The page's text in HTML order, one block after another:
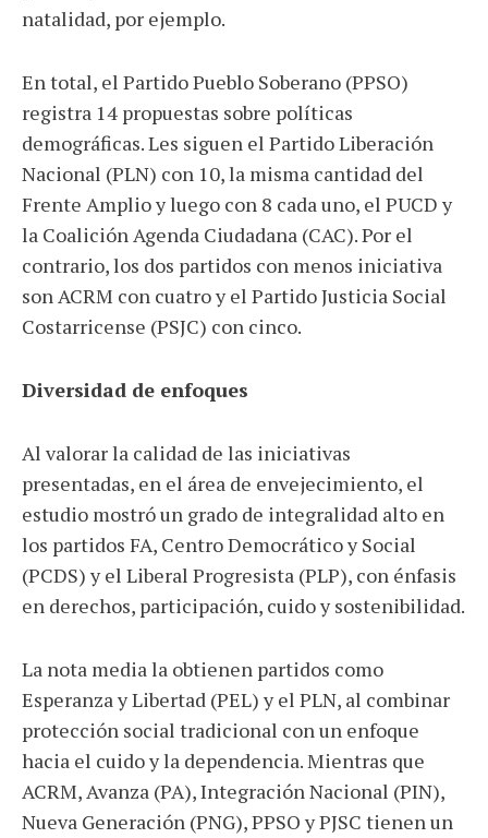
natalidad, por ejemplo.
En total, el Partido Pueblo Soberano (PPSO)
registra 14 propuestas sobre políticas
demográficas. Les siguen el Partido Liberación
Nacional (PLN) con 10, la misma cantidad del
Frente Amplio y luego con 8 cada uno, el PUCD y
la Coalición Agenda Ciudadana (CAC). Por el
contrario, los dos partidos con menos iniciativa
son ACRM con cuatro y el Partido Justicia Social
Costarricense (PSJC) con cinco.
Diversidad de enfoques
Al valorar la calidad de las iniciativas
presentadas, en el área de envejecimiento, el
estudio mostró un grado de integralidad alto en
los partidos FA, Centro Democrático y Social
(PCDS) y el Liberal Progresista (PLP), con énfasis
en derechos, participación, cuido y sostenibilidad.
La nota media la obtienen partidos como
Esperanza y Libertad (PEL) y el PLN, al combinar
protección social tradicional con un enfoque
hacia el cuido y la dependencia. Mientras que
ACRM, Avanza (PA), Integración Nacional (PIN),
Nueva Generación (PNG), PPSO y PJSC tienen un